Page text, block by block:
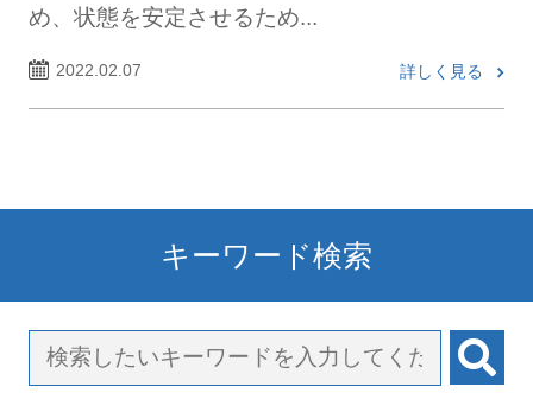
め、状態を安定させるため...
2022.02.07 詳しく見る
キーワード検索